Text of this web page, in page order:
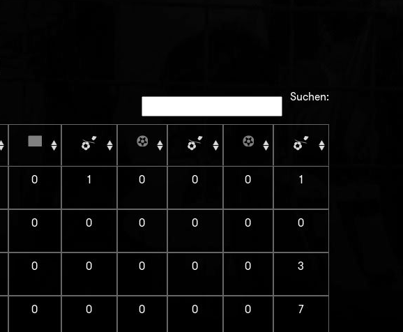
Suchen:
0 1 0 0 0 1
0 0 0 0 0 0
0 0 0 0 0 3
0 0 0 0 0 7